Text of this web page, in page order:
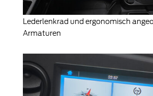
Lederlenkrad und ergonomisch
Armaturen